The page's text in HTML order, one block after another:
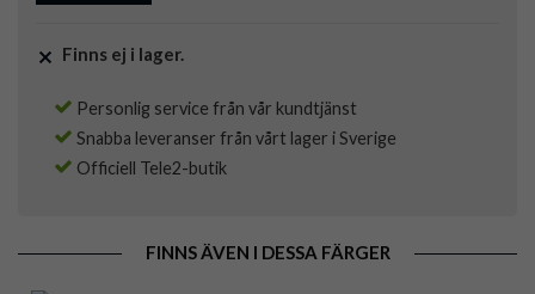
Finns ej i lager.
Personlig service från vår kundtjänst
Snabba leveranser från vårt lager i Sverige
Officiell Tele2-butik
FINNS ÄVEN I DESSA FÄRGER